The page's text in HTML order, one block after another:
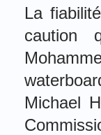
La
caution
Michael